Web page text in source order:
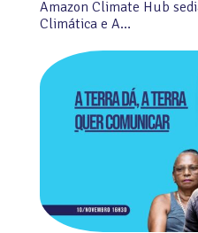
Amazon Climate Hub
Climática e A…